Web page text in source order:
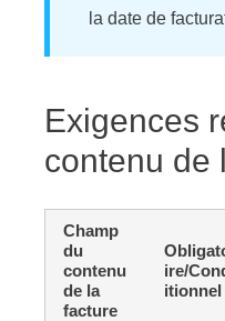
la date de
Exigences
contenu de
Champ
du
contenu
de la
facture
ire/
itionnel